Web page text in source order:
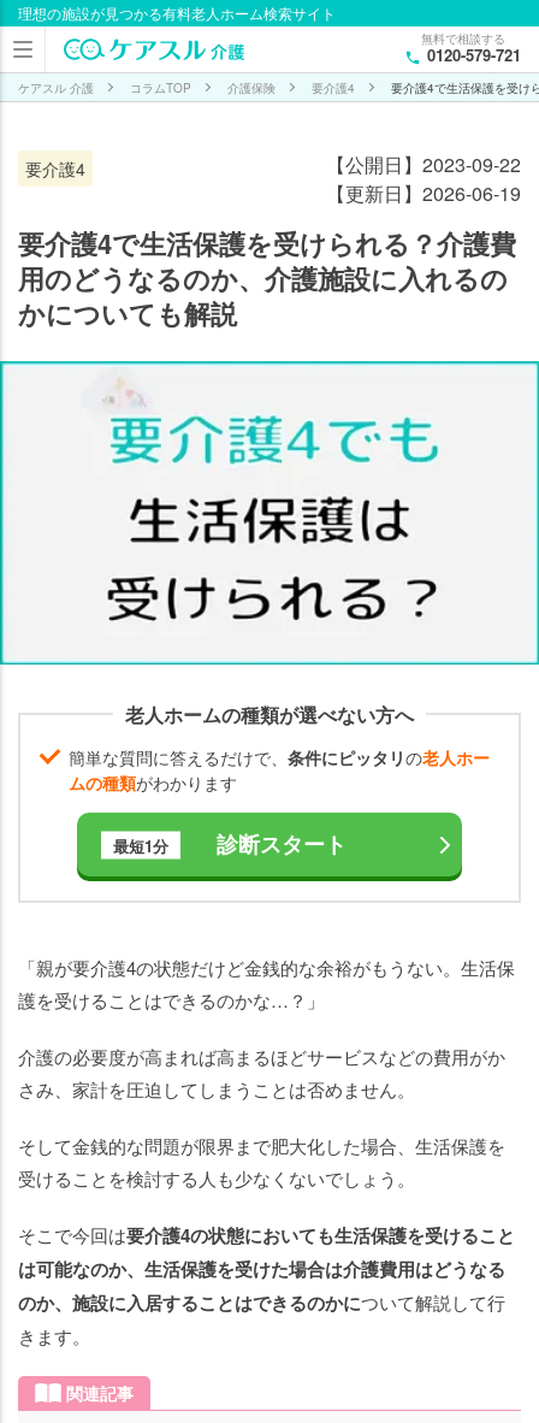
理想の施設が見つかる有料老人ホーム検索サイト
無料で相談する
0120-579-721
ケアスル 介護 コラムTOP 介護保険 要介護4 要介護4で生活保護を受け
要介護4
【公開日】2023-09-22
【更新日】2026-06-19
要介護4で生活保護を受けられる？介護費
用のどうなるのか、介護施設に入れるの
かについても解説
老人ホームの種類が選べない方へ
簡単な質問に答えるだけで、 条件にピッタリの老人ホー
ムの種類がわかります
最短1分 診断スタート
「親が要介護4の状態だけど金銭的な余裕がもうない。生活保
護を受けることはできるのかな…？」
介護の必要度が高まれば高まるほどサービスなどの費用がか
さみ、家計を圧迫してしまうことは否めません。
そして金銭的な問題が限界まで肥大化した場合、生活保護を
受けることを検討する人も少なくないでしょう。
そこで今回は要介護4の状態においても生活保護を受けること
は可能なのか、生活保護を受けた場合は介護費用はどうなる
のか、施設に入居することはできるのかについて解説して行
きます。
関連記事
目次
要介
護4
生活
保護
けら
れ
る？
護4
る？
要介
で生
活保
護を
てい
ても
施設
には
でき
る？
と
め